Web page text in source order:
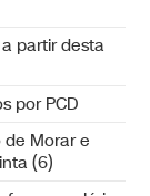
partir desta
por PCD
de Morar e
(6)